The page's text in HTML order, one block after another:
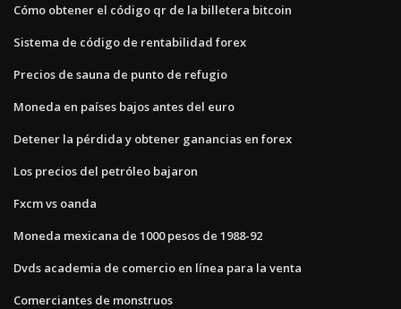
Cómo obtener el código qr de la billetera bitcoin
Sistema de código de rentabilidad forex
Precios de sauna de punto de refugio
Moneda en países bajos antes del euro
Detener la pérdida y obtener ganancias en forex
Los precios del petróleo bajaron
Fxcm vs oanda
Moneda mexicana de 1000 pesos de 1988-92
Dvds academia de comercio en línea para la venta
Comerciantes de monstruos